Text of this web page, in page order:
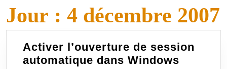
Jour : 4 décembre 2007
Activer l’ouverture de session
automatique dans Windows